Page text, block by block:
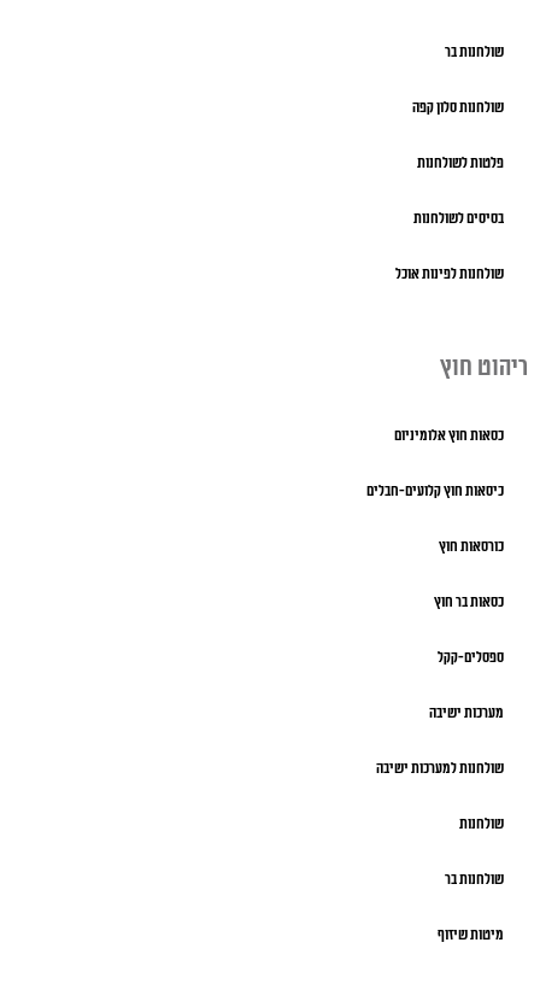
שולחנות בר
שולחנות סלון קפה
פלטות לשולחנות
בסיסים לשולחנות
שולחנות לפינות אוכל
ריהוט חוץ
כסאות חוץ אלומיניום
כיסאות חוץ קלועים-חבלים
כורסאות חוץ
כסאות בר חוץ
ספסלים-קקל
מערכות ישיבה
שולחנות למערכות ישיבה
שולחנות
שולחנות בר
מיטות שיזוף